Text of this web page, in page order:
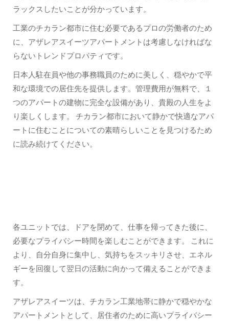
ラックスしたいことが分かっています。
工業のチカラン都市に住む必要であるプロの労働者のため
に、アザレアスイーツアパートメントは考慮しなければな
らないトレンドプロパティです。
日本人駐在員や他の事務職員のために美しく、穏やかで平
和な環境での居住先を提供します。管理費用が無料で、１
つのアパートの建物に完全な設備があり、貴殿の人生をよ
り楽しくします。 チカラン都市において静かで快適なアパ
ートに住むことについての素晴らしいことを見つけるため
に読み続けてください。
各ユニットでは、ドアを閉めて、仕事を帰ってきた後に、
必要なプライバシー時間を楽しむことができます。 これに
より、自分自身に集中し、気持ちをスッキリさせ、エネル
ギーを回復して翌日の活動に向かって備えることができま
す。
アザレアスイーツは、チカラン工業地帯に静かで穏やかな
アパートメントとして、居住者のために高いプライバシー